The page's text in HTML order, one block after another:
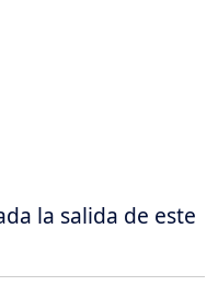
la salida de este